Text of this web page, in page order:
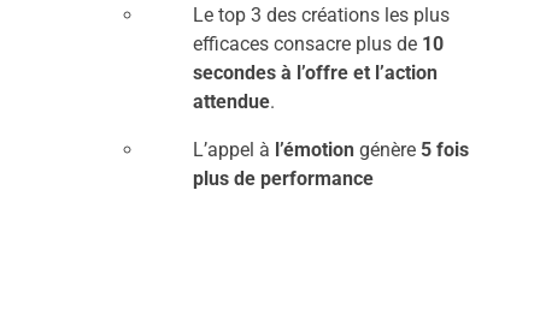
Le top 3 des créations les plus
efficaces consacre plus de 10
secondes à l’offre et l’action
attendue.
L’appel à l’émotion génère 5 fois
plus de performance